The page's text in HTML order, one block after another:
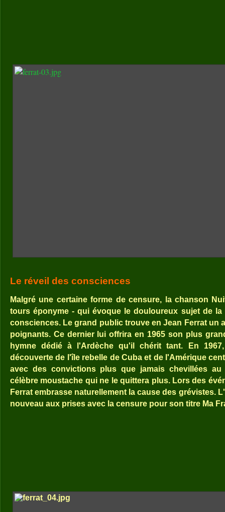
Le réveil des consciences
Malgré une certaine forme de censure, la chanson
tours éponyme - qui évoque le douloureux sujet de la
consciences. Le grand public trouve en Jean Ferrat un
poignants. Ce dernier lui offrira en 1965 son plus
hymne dédié à l'Ardèche qu'il chérit tant. En
découverte de l'île rebelle de Cuba et de l'Amérique
avec des convictions plus que jamais chevillées
célèbre moustache qui ne le quittera plus. Lors des
Ferrat embrasse naturellement la cause des grévistes.
nouveau aux prises avec la censure pour son titre Ma